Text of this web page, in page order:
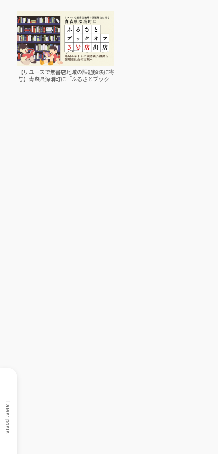
Latest posts
プレスリリース
【リユースで無書店地域の課題解決に寄
与】青森県深浦町に「ふるさとブックオ